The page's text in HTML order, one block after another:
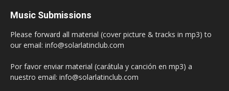
Music Submissions
Please forward all material (cover picture & tracks in mp3) to
our email: info@solarlatinclub.com
Por favor enviar material (carátula y canción en mp3) a
nuestro email: info@solarlatinclub.com